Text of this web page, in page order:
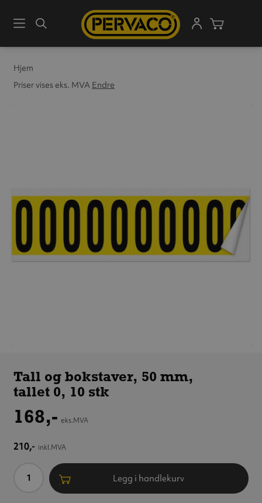
MenySøk
Hjem
Priser vises eks. MVA Endre
50 mm,
tallet 0,
Tall og bokstaver, 50 mm,
tallet 0, 10 stk
168,- eks.MVA
210,- inkl.MVA
Antall Legg i handlekurv